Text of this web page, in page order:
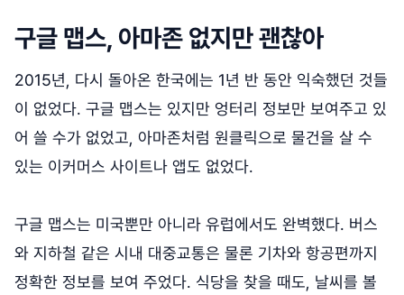
구글 맵스, 아마존 없지만 괜찮아
2015년, 다시 돌아온 한국에는 1년 반 동안 익숙했던 것들
이 없었다. 구글 맵스는 있지만 엉터리 정보만 보여주고 있
어 쓸 수가 없었고, 아마존처럼 원클릭으로 물건을 살 수
있는 이커머스 사이트나 앱도 없었다.
구글 맵스는 미국뿐만 아니라 유럽에서도 완벽했다. 버스
와 지하철 같은 시내 대중교통은 물론 기차와 항공편까지
정확한 정보를 보여 주었다. 식당을 찾을 때도, 날씨를 볼